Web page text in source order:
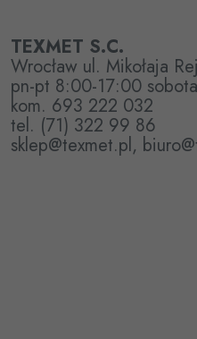
TEXMET S.C.
Wrocław ul. Mikołaja
pn-pt 8:00-17:00
kom. 693 222 032
tel. (71) 322 99 86
sklep@texmet.pl,